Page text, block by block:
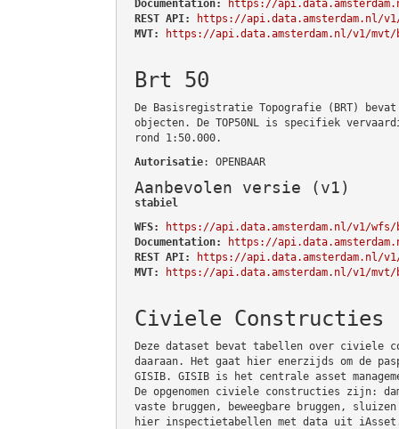
Documentation:
https://
REST API:
https://api.data.amsterdam.nl/
MVT:
https://api.data.amsterdam.nl/v1/mvt/
Brt 50
De Basisregistratie Topografie (BRT)
objecten. De TOP50NL is specifiek
rond 1:50.000.
Autorisatie: OPENBAAR
Aanbevolen versie (v1)
stabiel
WFS:
https://api.data.amsterdam.nl/v1/wfs/
Documentation:
https://
REST API:
https://api.data.amsterdam.nl/
MVT:
https://api.data.amsterdam.nl/v1/mvt/
Civiele Constructies
Deze dataset bevat tabellen over civiele
daaraan. Het gaat hier enerzijds om de
GISIB. GISIB is het centrale asset
De opgenomen civiele constructies zijn:
vaste bruggen, beweegbare bruggen,
hier inspectietabellen met data uit